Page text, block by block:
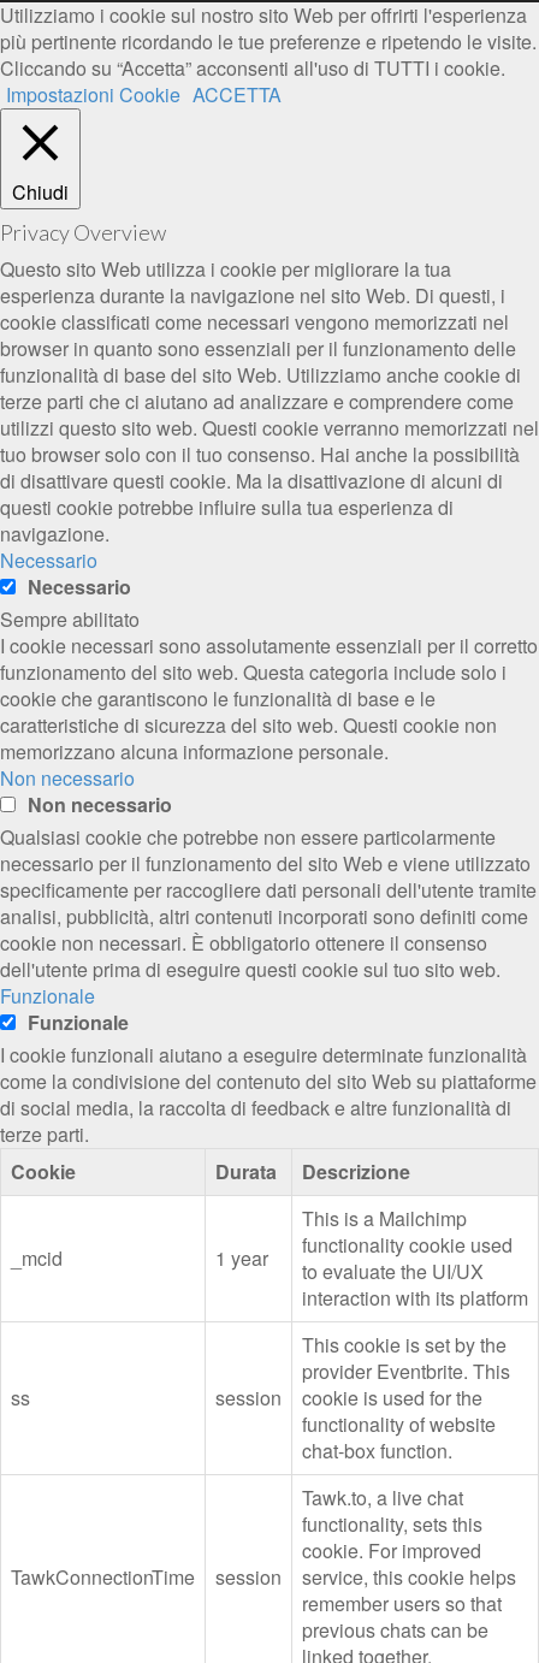
Utilizziamo i cookie sul nostro sito Web per offrirti l'esperienza
più pertinente ricordando le tue preferenze e ripetendo le visite.
Cliccando su “Accetta” acconsenti all'uso di TUTTI i cookie.
Impostazioni Cookie ACCETTA
Chiudi
Privacy Overview
Questo sito Web utilizza i cookie per migliorare la tua
esperienza durante la navigazione nel sito Web. Di questi, i
cookie classificati come necessari vengono memorizzati nel
browser in quanto sono essenziali per il funzionamento delle
funzionalità di base del sito Web. Utilizziamo anche cookie di
terze parti che ci aiutano ad analizzare e comprendere come
utilizzi questo sito web. Questi cookie verranno memorizzati nel
tuo browser solo con il tuo consenso. Hai anche la possibilità
di disattivare questi cookie. Ma la disattivazione di alcuni di
questi cookie potrebbe influire sulla tua esperienza di
navigazione.
Necessario
Necessario
Sempre abilitato
I cookie necessari sono assolutamente essenziali per il corretto
funzionamento del sito web. Questa categoria include solo i
cookie che garantiscono le funzionalità di base e le
caratteristiche di sicurezza del sito web. Questi cookie non
memorizzano alcuna informazione personale.
Non necessario
Non necessario
Qualsiasi cookie che potrebbe non essere particolarmente
necessario per il funzionamento del sito Web e viene utilizzato
specificamente per raccogliere dati personali dell'utente tramite
analisi, pubblicità, altri contenuti incorporati sono definiti come
cookie non necessari. È obbligatorio ottenere il consenso
dell'utente prima di eseguire questi cookie sul tuo sito web.
Funzionale
Funzionale
I cookie funzionali aiutano a eseguire determinate funzionalità
come la condivisione del contenuto del sito Web su piattaforme
di social media, la raccolta di feedback e altre funzionalità di
terze parti.
Cookie
Durata Descrizione
_mcid 1 year
This is a Mailchimp
functionality cookie used
to evaluate the UI/UX
interaction with its platform
ss session
This cookie is set by the
provider Eventbrite. This
cookie is used for the
functionality of website
chat-box function.
TawkConnectionTime session
Tawk.to, a live chat
functionality, sets this
cookie. For improved
service, this cookie helps
remember users so that
previous chats can be
linked together.